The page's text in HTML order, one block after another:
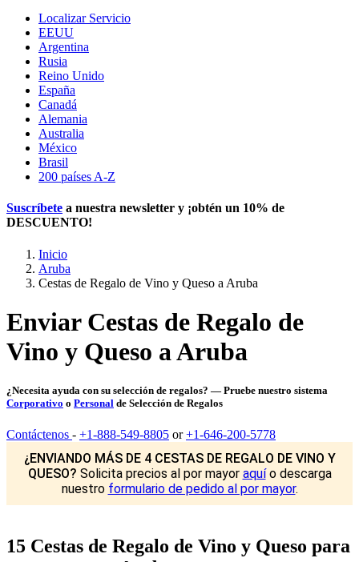
Localizar Servicio
EEUU
Argentina
Rusia
Reino Unido
España
Canadá
Alemania
Australia
México
Brasil
200 países A-Z
Suscríbete a nuestra newsletter y ¡obtén un 10% de
DESCUENTO!
Inicio
Aruba
Cestas de Regalo de Vino y Queso a Aruba
Enviar Cestas de Regalo de
Vino y Queso a Aruba
¿Necesita ayuda con su selección de regalos? — Pruebe nuestro sistema
Corporativo o Personal de Selección de Regalos
Contáctenos - +1-888-549-8805 or+1-646-200-5778
¿ENVIANDO MÁS DE 4 CESTAS DE REGALO DE VINO Y
QUESO? Solicita precios al por mayor aquío descarga
nuestro formulario de pedido al por mayor.
15 Cestas de Regalo de Vino y Queso para